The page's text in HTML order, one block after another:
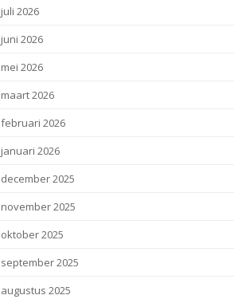
juli 2026
juni 2026
mei 2026
maart 2026
februari 2026
januari 2026
december 2025
november 2025
oktober 2025
september 2025
augustus 2025